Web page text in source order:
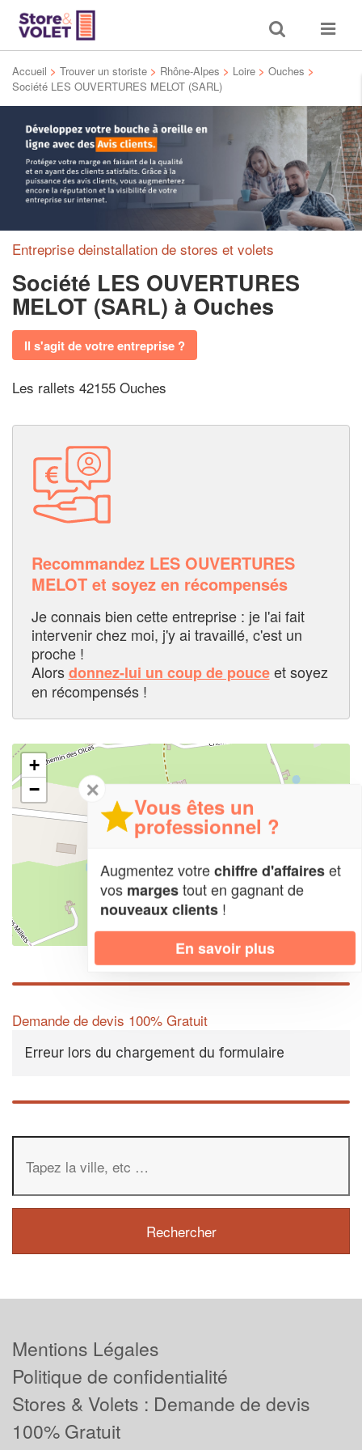
Toggle
search
Toggle
Accueil > Trouver un storiste > Rhône-Alpes > Loire > Ouches >
Société LES OUVERTURES MELOT (SARL)
Entreprise deinstallation de stores et volets
Société LES OUVERTURES
MELOT (SARL) à Ouches
Il s'agit de votre entreprise ?
Les rallets 42155 Ouches
Recommandez LES OUVERTURES
MELOT et soyez en récompensés
Je connais bien cette entreprise : je l'ai fait
intervenir chez moi, j'y ai travaillé, c'est un
proche !
Alorsdonnez-lui un coup de pouceet soyez
en récompensés !
+
−
Demande de devis 100% Gratuit
Erreur lors du chargement du formulaire
✕
Vous êtes un
professionnel ?
Augmentez votrechiffre d'affaireset
vos margestout en gagnant de
nouveaux clients !
En savoir plus
Mentions Légales
Politique de confidentialité
Stores & Volets : Demande de devis
100% Gratuit